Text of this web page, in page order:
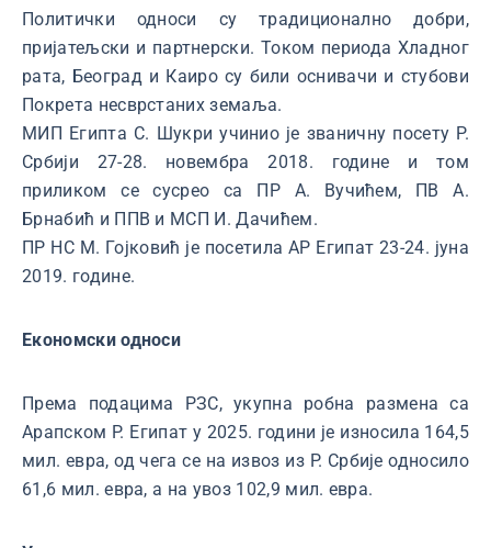
Политички односи су традиционално добри,
пријатељски и партнерски. Током периода Хладног
рата, Београд и Каиро су били оснивачи и стубови
Покрета несврстаних земаља.
МИП Египта С. Шукри учинио је званичну посету Р.
Србији 27-28. новембра 2018. године и том
приликом се сусрео са ПР А. Вучићем, ПВ А.
Брнабић и ППВ и МСП И. Дачићем.
ПР НС М. Гојковић је посетила АР Египат 23-24. јуна
2019. године.
Економски односи
Према подацима РЗС, укупна робна размена са
Арапском Р. Египат у 2025. години је износила 164,5
мил. евра, од чега се на извоз из Р. Србије односило
61,6 мил. евра, а на увоз 102,9 мил. евра.